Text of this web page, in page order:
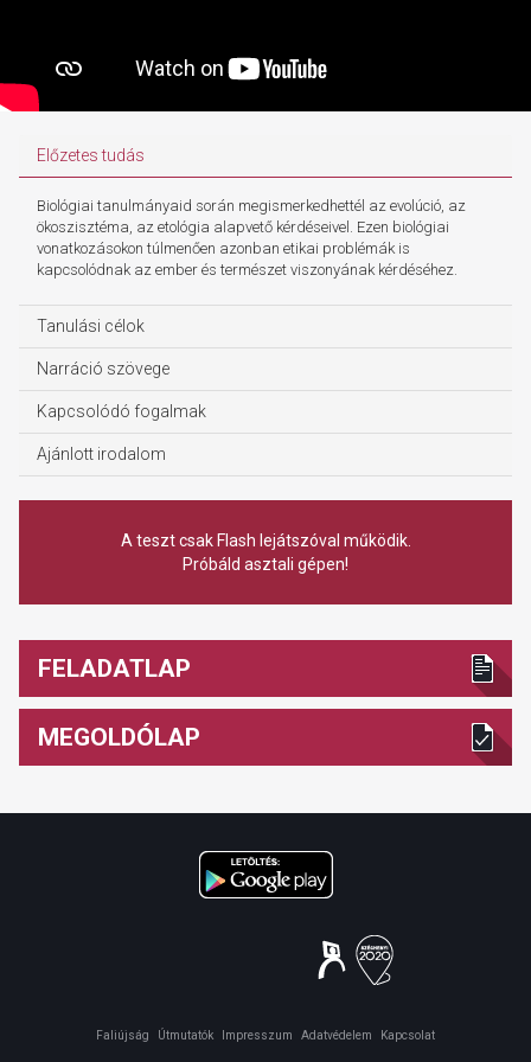
Előzetes tudás
Biológiai tanulmányaid során megismerkedhettél az evolúció, az
ökoszisztéma, az etológia alapvető kérdéseivel. Ezen biológiai
vonatkozásokon túlmenően azonban etikai problémák is
kapcsolódnak az ember és természet viszonyának kérdéséhez.
Tanulási célok
Narráció szövege
Kapcsolódó fogalmak
Ajánlott irodalom
A teszt csak Flash lejátszóval működik.
Próbáld asztali gépen!
FELADATLAP
MEGOLDÓLAP
Faliújság Útmutatók Impresszum Adatvédelem Kapcsolat